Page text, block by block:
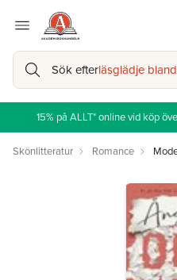
Sök efterläsglädje
15% på ALLT* online vid köp
Skönlitteratur Romance